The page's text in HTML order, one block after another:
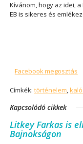
Kívánom, hogy az idei,
EB is sikeres és
Facebook megosztás
Címkék: történelem,
Kapcsolódó cikkek
Litkey Farkas is
Bajnokságon